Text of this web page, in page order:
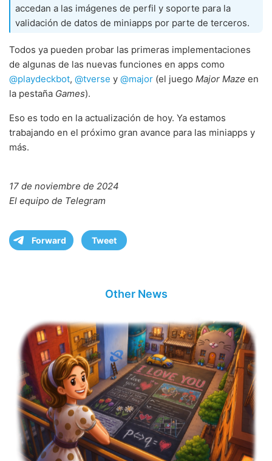
accedan a las imágenes de perfil y soporte para la
validación de datos de miniapps por parte de terceros.
Todos ya pueden probar las primeras implementaciones
de algunas de las nuevas funciones en apps como
@playdeckbot, @tverse y @major (el juego Major Maze en
la pestaña Games).
Eso es todo en la actualización de hoy. Ya estamos
trabajando en el próximo gran avance para las miniapps y
más.
17 de noviembre de 2024
El equipo de Telegram
Forward Tweet
Other News